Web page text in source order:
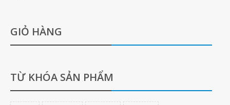
GIỎ HÀNG
TỪ KHÓA SẢN PHẨM